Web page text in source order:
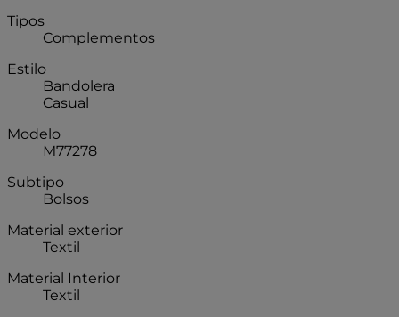
Tipos
Complementos
Estilo
Bandolera
Casual
Modelo
M77278
Subtipo
Bolsos
Material exterior
Textil
Material Interior
Textil